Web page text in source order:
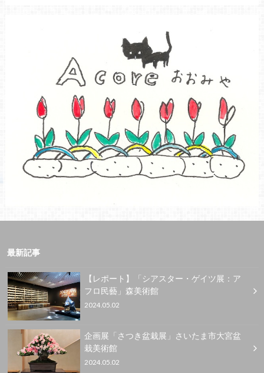
最新記事
【レポート】「シアスター・ゲイツ展：ア
フロ民藝」森美術館
2024.05.02
企画展「さつき盆栽展」さいたま市大宮盆
栽美術館
2024.05.02